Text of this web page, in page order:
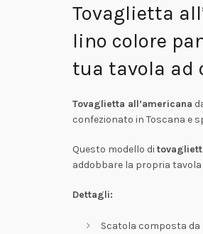
Tovaglietta
lino colore
tua tavola ad
Tovaglietta all’americana
confezionato in Toscana e
Questo modello di
addobbare la propria
Dettagli:
Scatola composta da